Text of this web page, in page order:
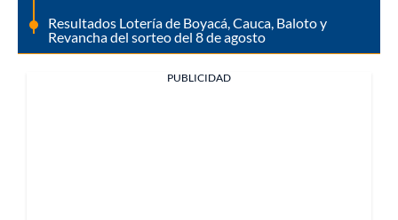
Resultados Lotería de Boyacá, Cauca, Baloto y
Revancha del sorteo del 8 de agosto
PUBLICIDAD